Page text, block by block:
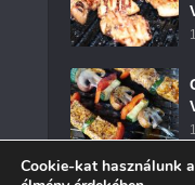
Cookie-kat használunk